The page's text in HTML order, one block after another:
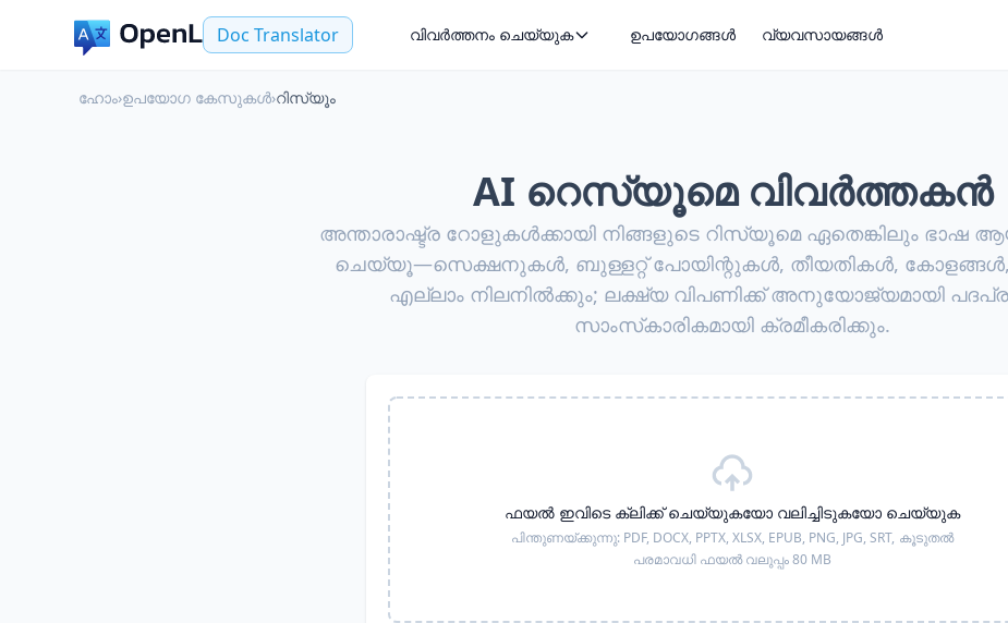
Doc Translator വിവർത്തനം ചെയ്യുക ഉപയോഗങ്ങൾ വ്യവസായങ്ങൾ
ഹോം›ഉപയോഗ കേസുകൾ›റിസ്യൂം
AI റെസ്യൂമെ വിവർത്തകൻ
അന്താരാഷ്ട്ര റോളുകള്‍ക്കായി നിങ്ങളുടെ റിസ്യൂമെ ഏതെങ്കിലും ഭാഷ
ചെയ്യൂ—സെക്ഷനുകള്‍, ബുള്ളറ്റ് പോയിന്റുകള്‍, തീയതികള്‍,
എല്ലാം നിലനില്‍ക്കും; ലക്ഷ്യ വിപണിക്ക് അനുയോജ്യമായി
സാംസ്‌കാരികമായി ക്രമീകരിക്കും.
ഫയൽ ഇവിടെ ക്ലിക്ക് ചെയ്യുകയോ വലിച്ചിടുകയോ ചെയ്യുക
പിന്തുണയ്ക്കുന്നു: PDF, DOCX, PPTX, XLSX, EPUB, PNG, JPG, SRT, കൂടുതൽ
പരമാവധി ഫയൽ വലുപ്പം 80 MB